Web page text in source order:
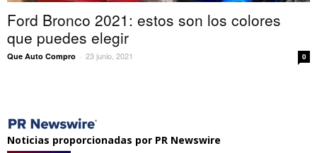
Ford Bronco 2021: estos son los colores
que puedes elegir
Que Auto Compro - 23 junio, 2021 0
Noticias proporcionadas por PR Newswire